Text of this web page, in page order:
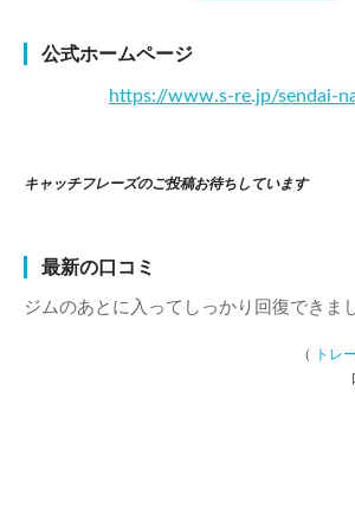
公式ホームページ
https://www.s-re.jp/sendai-
キャッチフレーズのご投稿お待ちしています
最新の口コミ
ジムのあとに入ってしっかり回復できま
（ トレ